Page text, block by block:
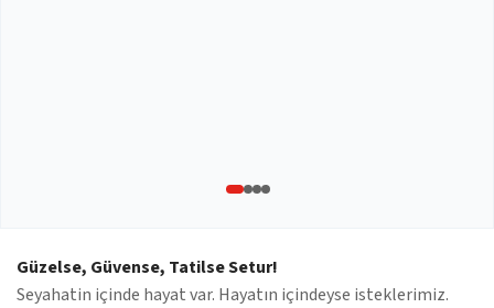
Güzelse, Güvense, Tatilse Setur!
Seyahatin içinde hayat var. Hayatın içindeyse isteklerimiz.